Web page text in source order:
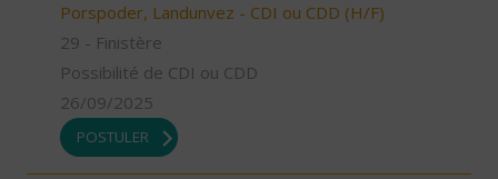
Porspoder, Landunvez - CDI ou CDD (H/F)
29 - Finistère
Possibilité de CDI ou CDD
26/09/2025
POSTULER